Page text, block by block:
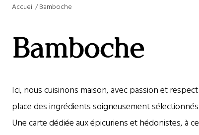
Accueil/Bamboche
Bamboche
Ici, nous cuisinons maison, avec passion et
place des ingrédients soigneusement
Une carte dédiée aux épicuriens et hédonistes, à